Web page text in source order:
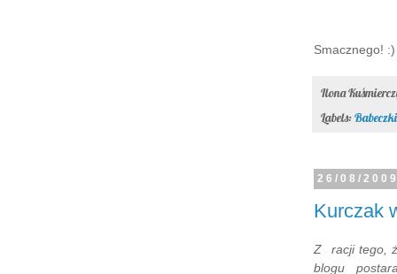
Smacznego! :)
Ilona
Labels:Babeczki
26/08/
Kurczak
Z racji tego,
blogu